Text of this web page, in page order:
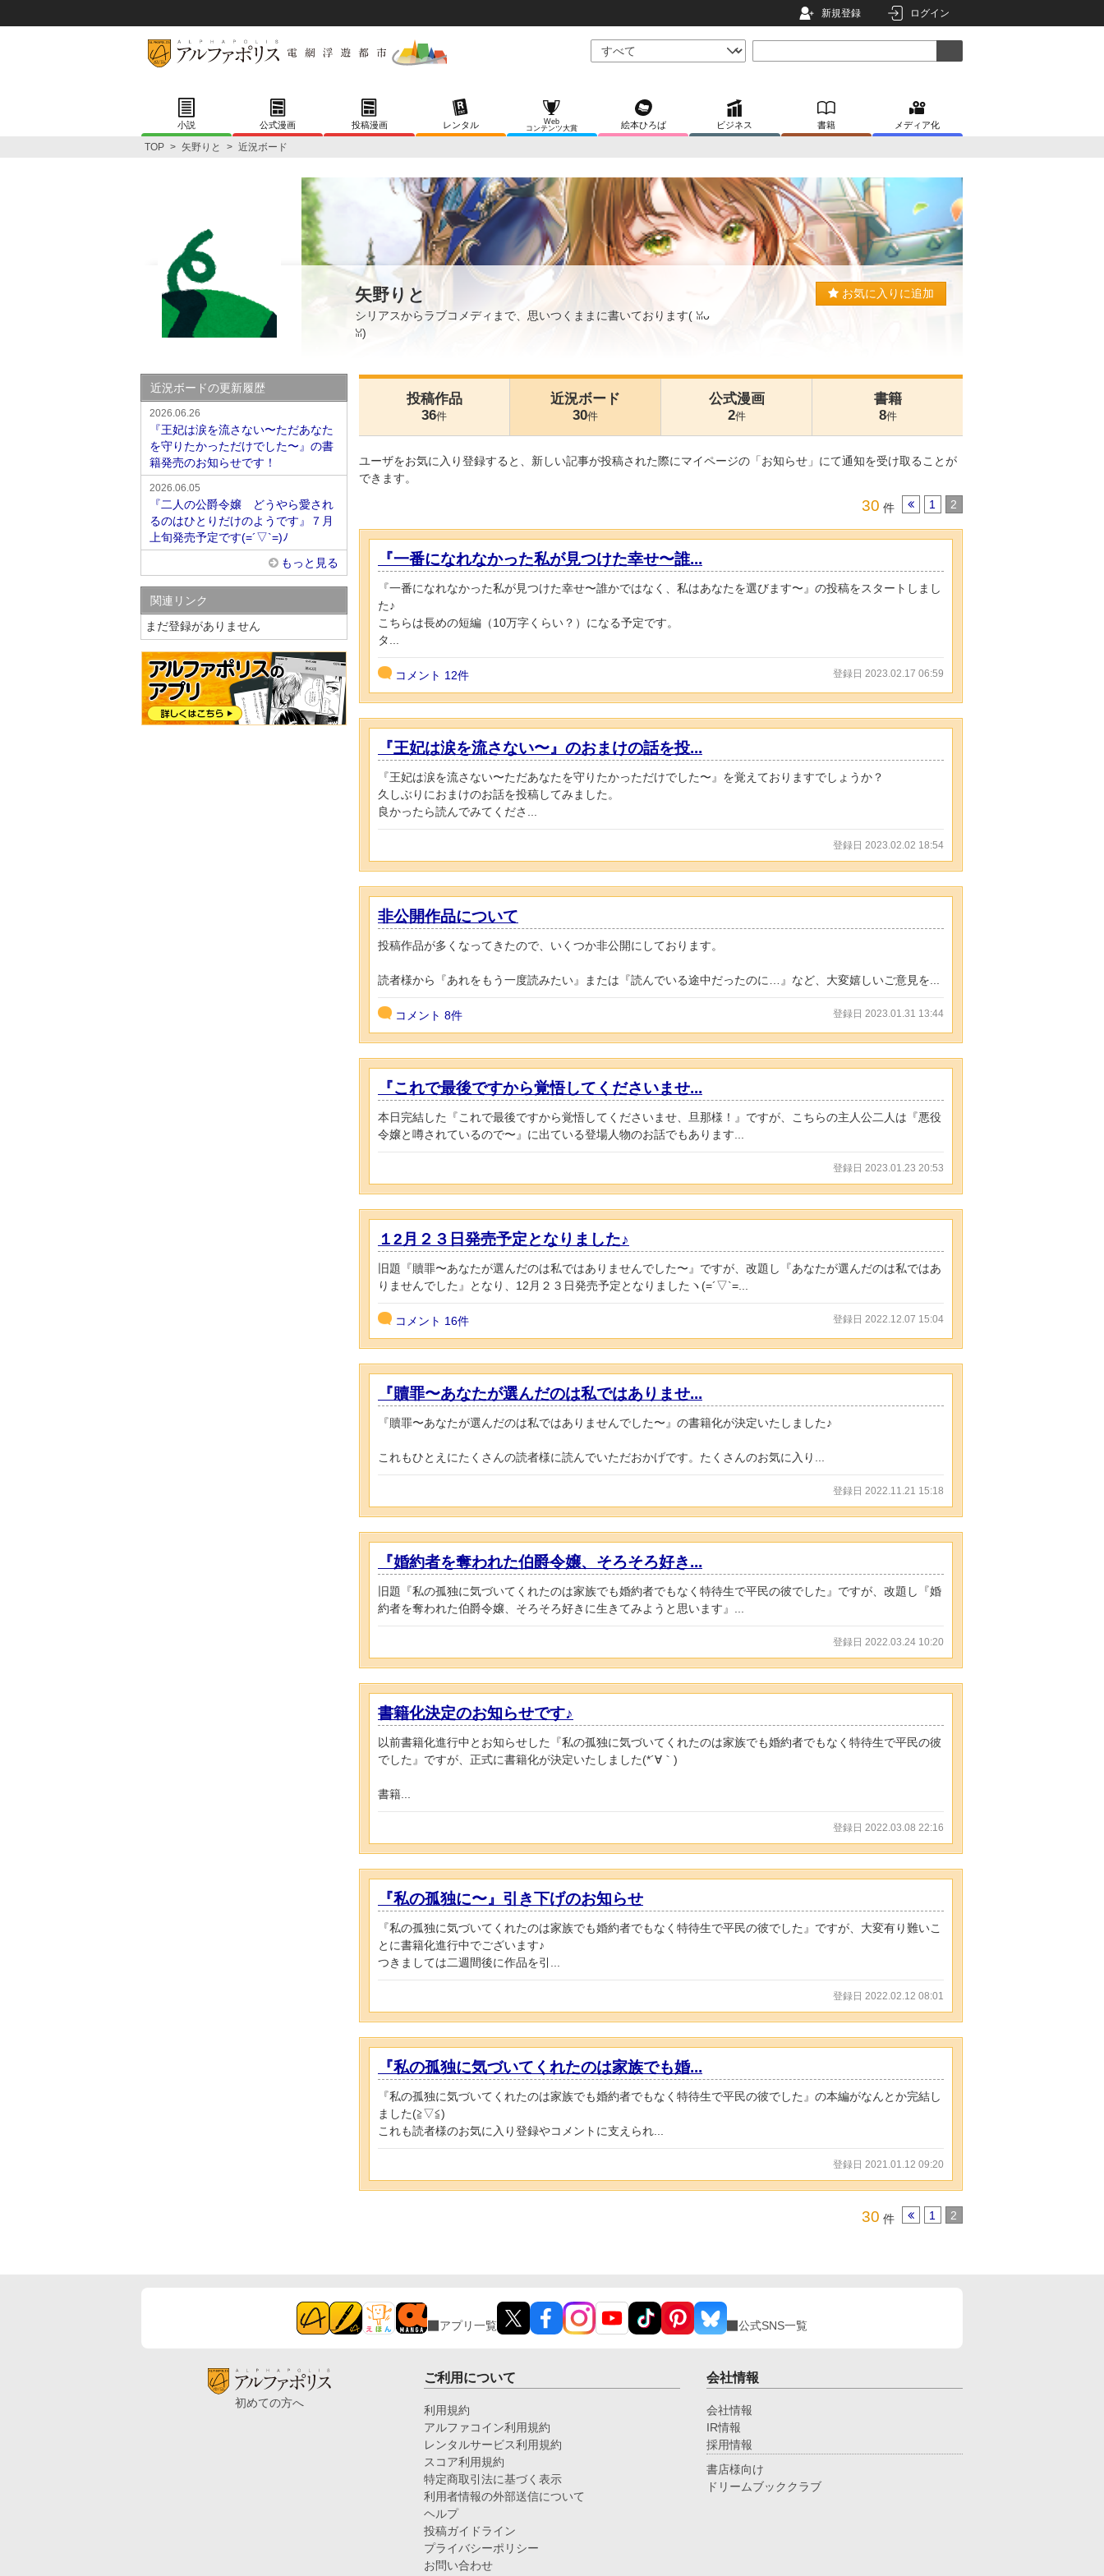
新規登録 ログイン
小説 公式漫画 投稿漫画 レンタル
Web
コンテンツ大賞
絵本ひろば ビジネス 書籍 メディア化
TOP > 矢野りと > 近況ボード
矢野りと
シリアスからラブコメディまで、思いつくままに書いております( ꈍᴗ
ꈍ)
お気に入りに追加
投稿作品
36件
近況ボード
30件
公式漫画
2件
書籍
8件
ユーザをお気に入り登録すると、新しい記事が投稿された際にマイページの「お知らせ」にて通知を受け取ることが
できます。
30 件 1 2
『一番になれなかった私が見つけた幸せ〜誰...
『一番になれなかった私が見つけた幸せ〜誰かではなく、私はあなたを選びます〜』の投稿をスタートしまし
た♪
こちらは長めの短編（10万字くらい？）になる予定です。
タ...
コメント 12件 登録日 2023.02.17 06:59
『王妃は涙を流さない〜』のおまけの話を投...
『王妃は涙を流さない〜ただあなたを守りたかっただけでした〜』を覚えておりますでしょうか？
久しぶりにおまけのお話を投稿してみました。
良かったら読んでみてくださ...
登録日 2023.02.02 18:54
非公開作品について
投稿作品が多くなってきたので、いくつか非公開にしております。
読者様から『あれをもう一度読みたい』または『読んでいる途中だったのに…』など、大変嬉しいご意見を...
コメント 8件 登録日 2023.01.31 13:44
『これで最後ですから覚悟してくださいませ...
本日完結した『これで最後ですから覚悟してくださいませ、旦那様！』ですが、こちらの主人公二人は『悪役
令嬢と噂されているので〜』に出ている登場人物のお話でもあります...
登録日 2023.01.23 20:53
１2月２３日発売予定となりました♪
旧題『贖罪〜あなたが選んだのは私ではありませんでした〜』ですが、改題し『あなたが選んだのは私ではあ
りませんでした』となり、12月２３日発売予定となりましたヽ(=´▽`=...
コメント 16件 登録日 2022.12.07 15:04
『贖罪〜あなたが選んだのは私ではありませ...
『贖罪〜あなたが選んだのは私ではありませんでした〜』の書籍化が決定いたしました♪
これもひとえにたくさんの読者様に読んでいただおかげです。たくさんのお気に入り...
登録日 2022.11.21 15:18
『婚約者を奪われた伯爵令嬢、そろそろ好き...
旧題『私の孤独に気づいてくれたのは家族でも婚約者でもなく特待生で平民の彼でした』ですが、改題し『婚
約者を奪われた伯爵令嬢、そろそろ好きに生きてみようと思います』...
登録日 2022.03.24 10:20
書籍化決定のお知らせです♪
以前書籍化進行中とお知らせした『私の孤独に気づいてくれたのは家族でも婚約者でもなく特待生で平民の彼
でした』ですが、正式に書籍化が決定いたしました(*´∀｀)
書籍...
登録日 2022.03.08 22:16
『私の孤独に〜』引き下げのお知らせ
『私の孤独に気づいてくれたのは家族でも婚約者でもなく特待生で平民の彼でした』ですが、大変有り難いこ
とに書籍化進行中でございます♪
つきましては二週間後に作品を引...
登録日 2022.02.12 08:01
『私の孤独に気づいてくれたのは家族でも婚...
『私の孤独に気づいてくれたのは家族でも婚約者でもなく特待生で平民の彼でした』の本編がなんとか完結し
ました(≧▽≦)
これも読者様のお気に入り登録やコメントに支えられ...
登録日 2021.01.12 09:20
30 件 1 2
近況ボードの更新履歴
2026.06.26
『王妃は涙を流さない〜ただあなた
を守りたかっただけでした〜』の書
籍発売のお知らせです！
2026.06.05
『二人の公爵令嬢 どうやら愛され
るのはひとりだけのようです』７月
上旬発売予定です(=´▽`=)ﾉ
もっと見る
関連リンク
まだ登録がありません
アプリ一覧 公式SNS一覧
初めての方へ
ご利用について
利用規約
アルファコイン利用規約
レンタルサービス利用規約
スコア利用規約
特定商取引法に基づく表示
利用者情報の外部送信について
ヘルプ
投稿ガイドライン
プライバシーポリシー
お問い合わせ
会社情報
会社情報
IR情報
採用情報
書店様向け
ドリームブッククラブ